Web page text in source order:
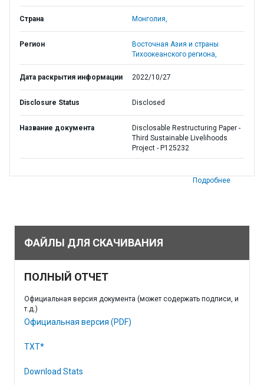
Страна Монголия,
Регион
Восточная Азия и страны
Тихоокеанского региона,
Дата раскрытия информации 2022/10/27
Disclosure Status Disclosed
Название документа
Disclosable Restructuring Paper -
Third Sustainable Livelihoods
Project - P125232
Подробнее
ФАЙЛЫ ДЛЯ СКАЧИВАНИЯ
ПОЛНЫЙ ОТЧЕТ
Официальная версия документа (может содержать подписи, и
т.д.)
Официальная версия (PDF)
TXT*
Download Stats